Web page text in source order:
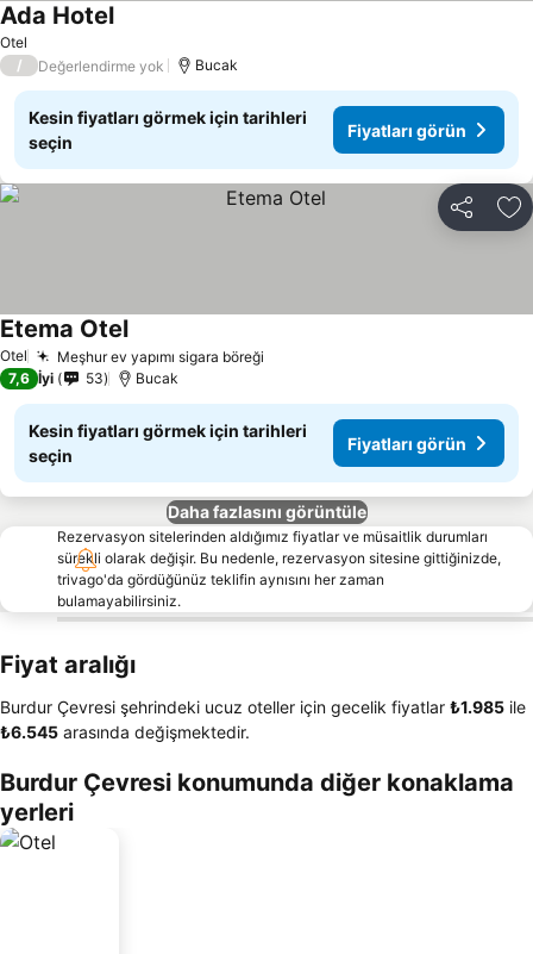
Otel
Ada Hotel
/ Değerlendirme yok Bucak
Kesin fiyatları görmek için tarihleri
seçin
Fiyatları görün
Paylaş
Otel Meşhur ev yapımı sigara böreği
Etema Otel
7,6 İyi 53 Bucak
Kesin fiyatları görmek için tarihleri
seçin
Fiyatları görün
Daha fazlasını görüntüle
Rezervasyon sitelerinden aldığımız fiyatlar ve müsaitlik durumları
sürekli olarak değişir. Bu nedenle, rezervasyon sitesine gittiğinizde,
trivago'da gördüğünüz teklifin aynısını her zaman
bulamayabilirsiniz.
Fiyat aralığı
Burdur Çevresi şehrindeki ucuz oteller için gecelik fiyatlar ‎₺1.985 ile
‎₺6.545 arasında değişmektedir.
Burdur Çevresi konumunda diğer konaklama
yerleri